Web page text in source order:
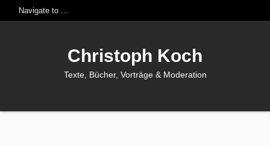
Christoph Koch
Texte, Bücher, Vorträge & Moderation